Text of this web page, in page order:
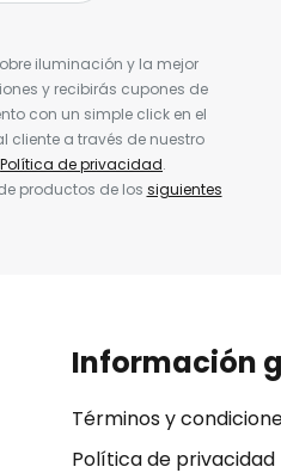
iluminación y la mejor
y recibirás cupones de
con un simple click en el
a través de nuestro
Política de privacidad.
productos de los siguientes
Información
Términos y
Política de privacidad